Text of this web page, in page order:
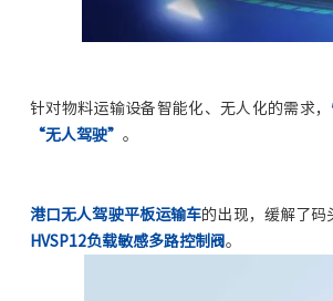
针对物料运输设备智能化、无人化的需求，
“无人驾驶” 。
港口‌无人驾驶平板运输车的出现，缓解了
HVSP12负载敏感多路控制阀 。